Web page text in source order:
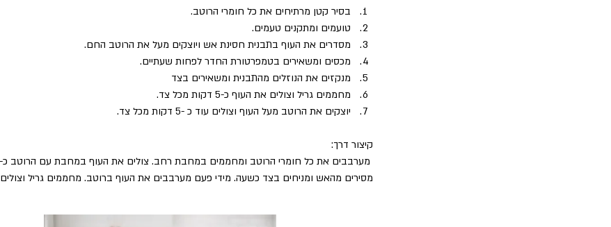
בסיר קטן מרתיחים את כל חומרי הרוטב.
טועמים ומתקנים טעמים.
מסדרים את העוף בתבנית חסינת אש ויוצקים מעל את הרוטב החם.
מכסים ומשאירים בטמפרטורת החדר לפחות שעתיים.
מנקזים את הנוזלים מהתבנית ומשאירים בצד
מחממים גריל וצולים את העוף כ-5 דקות מכל צד.
יוצקים את הרוטב מעל העוף וצולים עוד כ -5 דקות מכל צד.
קיצור דרך:
מסירים מהאש ומניחים בצד כשעה. מידי פעם מערבבים את העוף ברוטב. מחממים גריל וצולים 7 דקות מכל צד.